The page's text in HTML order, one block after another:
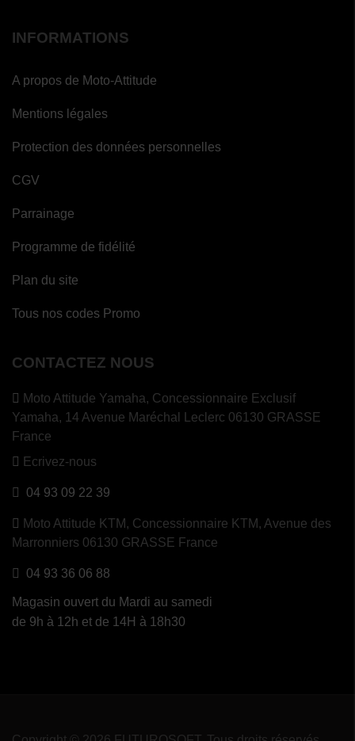
INFORMATIONS
A propos de Moto-Attitude
Mentions légales
Protection des données personnelles
CGV
Parrainage
Programme de fidélité
Plan du site
Tous nos codes Promo
CONTACTEZ NOUS
Moto Attitude Yamaha, Concessionnaire Exclusif
Yamaha, 14 Avenue Maréchal Leclerc 06130 GRASSE
France
Ecrivez-nous
04 93 09 22 39
Moto Attitude KTM, Concessionnaire KTM, Avenue des
Marronniers 06130 GRASSE France
04 93 36 06 88
Magasin ouvert du Mardi au samedi
de 9h à 12h et de 14H à 18h30